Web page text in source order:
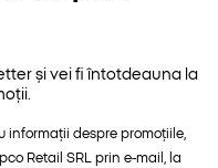
și vei fi întotdeauna la
informații despre promoțiile,
Retail SRL prin e-mail, la